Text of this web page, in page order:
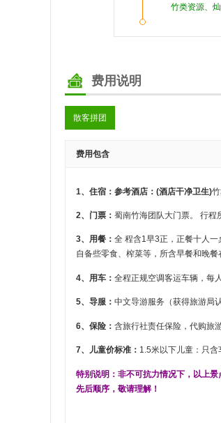
竹类资源、
费用说明
散客拼团
费用包含
1、住宿：参考酒店：(酒店干净卫生)
2、门票： 蜀南竹海团队大门票。 行程
3、用餐： 全 程含1早3正，正餐十人
自备些零食、榨菜等，所含早餐和晚
4、用车： 全程正规空调客运车辆，每
5、导服： 中文导游服务（获得旅游局
6、保险： 含旅行社责任保险，代购旅
7、儿童价标准： 1.5米以下儿童：只含
特别说明：非不可抗力情况下，以上
先后顺序，敬请理解！